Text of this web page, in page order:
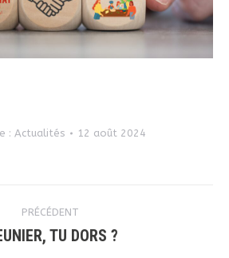
: Actualités 12 août 2024
PRÉCÉDENT
Article
TU DORS ?